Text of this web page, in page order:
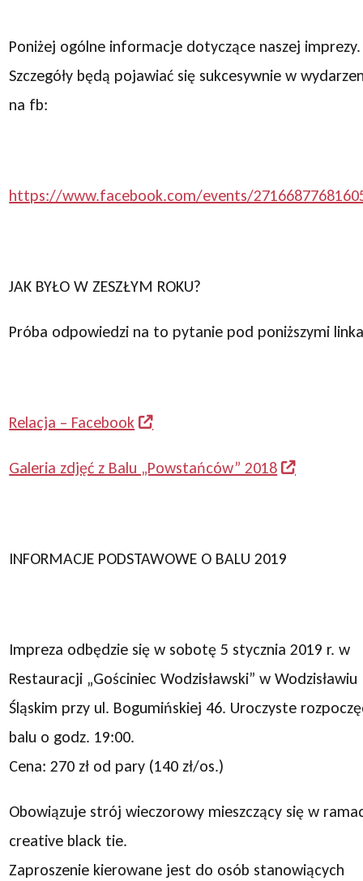
Poniżej ogólne informacje dotyczące naszej imprezy.
Szczegóły będą pojawiać się sukcesywnie w
na fb:
https://www.facebook.com/events/
JAK BYŁO W ZESZŁYM ROKU?
Próba odpowiedzi na to pytanie pod poniższymi
Relacja – Facebook
Galeria zdjęć z Balu „Powstańców” 2018
INFORMACJE PODSTAWOWE O BALU 2019
Impreza odbędzie się w sobotę 5 stycznia 2019 r. w
Restauracji „Gościniec Wodzisławski” w Wodzisławiu
Śląskim przy ul. Bogumińskiej 46. Uroczyste
balu o godz. 19:00.
Cena: 270 zł od pary (140 zł/os.)
Obowiązuje strój wieczorowy mieszczący się w
creative black tie.
Zaproszenie kierowane jest do osób stanowiących